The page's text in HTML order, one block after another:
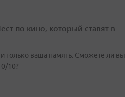
по кино, который ставят в
только ваша память. Сможете ли вы
10?